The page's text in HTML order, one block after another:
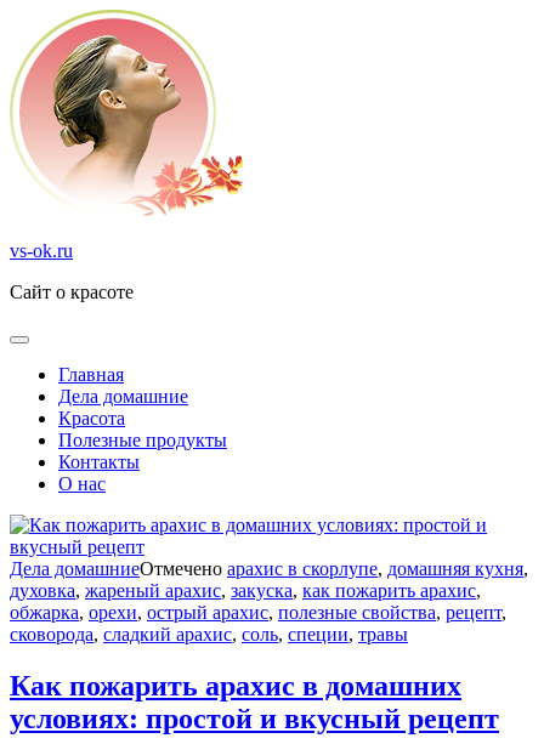
Перейти
содержимому
vs-ok.ru
Сайт о красоте
Главная
Дела домашние
Красота
Полезные продукты
Контакты
О нас
Дела домашниеОтмечено арахис в скорлупе, домашняя кухня,
духовка, жареный арахис, закуска, как пожарить арахис,
обжарка, орехи, острый арахис, полезные свойства, рецепт,
сковорода, сладкий арахис, соль, специи, травы
Как пожарить арахис в домашних
условиях: простой и вкусный рецепт